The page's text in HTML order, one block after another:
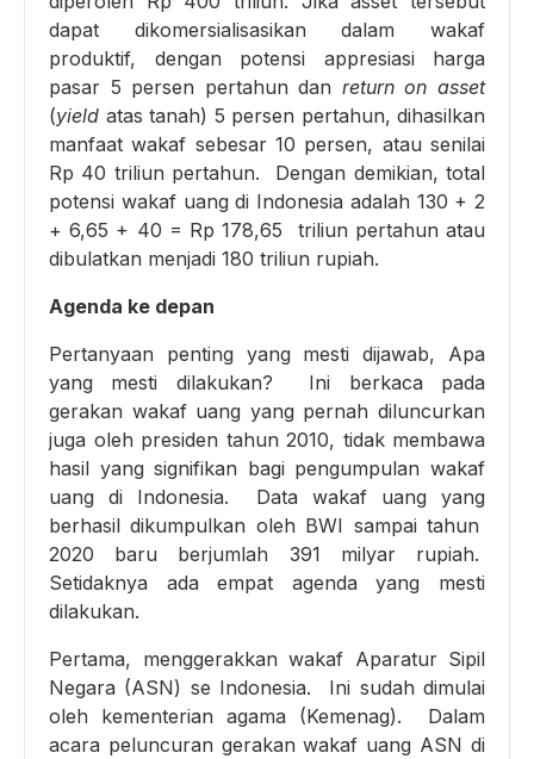
dapat dikomersialisasikan dalam wakaf
produktif, dengan potensi appresiasi harga
pasar 5 persen pertahun dan return on asset
(yield atas tanah) 5 persen pertahun, dihasilkan
manfaat wakaf sebesar 10 persen, atau senilai
Rp 40 triliun pertahun. Dengan demikian, total
potensi wakaf uang di Indonesia adalah 130 + 2
+ 6,65 + 40 = Rp 178,65 triliun pertahun atau
dibulatkan menjadi 180 triliun rupiah.
Agenda ke depan
Pertanyaan penting yang mesti dijawab, Apa
yang mesti dilakukan? Ini berkaca pada
gerakan wakaf uang yang pernah diluncurkan
juga oleh presiden tahun 2010, tidak membawa
hasil yang signifikan bagi pengumpulan wakaf
uang di Indonesia. Data wakaf uang yang
berhasil dikumpulkan oleh BWI sampai tahun
2020 baru berjumlah 391 milyar rupiah.
Setidaknya ada empat agenda yang mesti
dilakukan.
Pertama, menggerakkan wakaf Aparatur Sipil
Negara (ASN) se Indonesia. Ini sudah dimulai
oleh kementerian agama (Kemenag). Dalam
acara peluncuran gerakan wakaf uang ASN di